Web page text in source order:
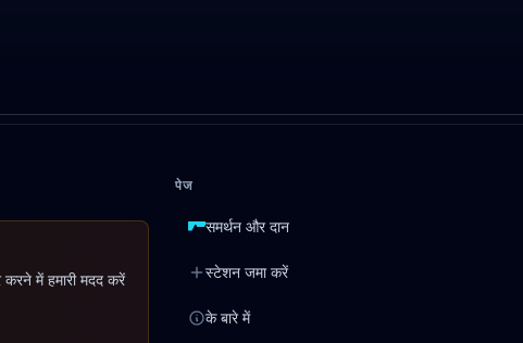
में हमारी मदद करें
पेज
समर्थन और दान
स्टेशन जमा करें
के बारे में